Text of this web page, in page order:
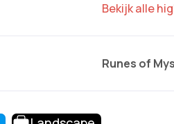
Bekijk alle
Runes of